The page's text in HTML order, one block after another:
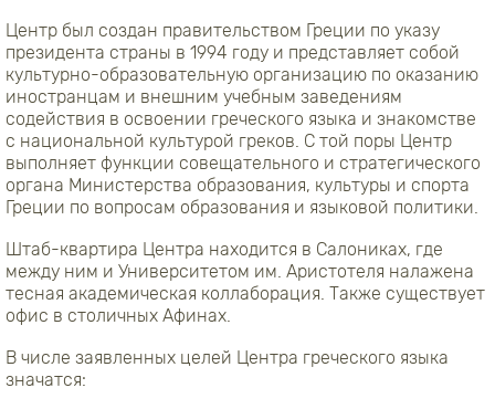
Центр был создан правительством Греции по указу
президента страны в 1994 году и представляет собой
культурно-образовательную организацию по оказанию
иностранцам и внешним учебным заведениям
содействия в освоении греческого языка и знакомстве
с национальной культурой греков. С той поры Центр
выполняет функции совещательного и стратегического
органа Министерства образования, культуры и спорта
Греции по вопросам образования и языковой политики.
Штаб-квартира Центра находится в Салониках, где
между ним и Университетом им. Аристотеля налажена
тесная академическая коллаборация. Также существует
офис в столичных Афинах.
В числе заявленных целей Центра греческого языка
значатся: